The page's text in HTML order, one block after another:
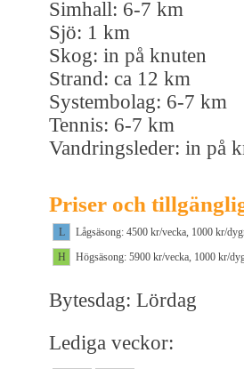
Simhall: 6-7 km
Sjö: 1 km
Skog: in på knuten
Strand: ca 12 km
Systembolag: 6-7 km
Tennis: 6-7 km
Vandringsleder: in på
Priser och
L
Lågsäsong: 4500 kr/vecka, 1000 kr/
H
Högsäsong: 5900 kr/vecka, 1000 kr/
Bytesdag: Lördag
Lediga veckor: